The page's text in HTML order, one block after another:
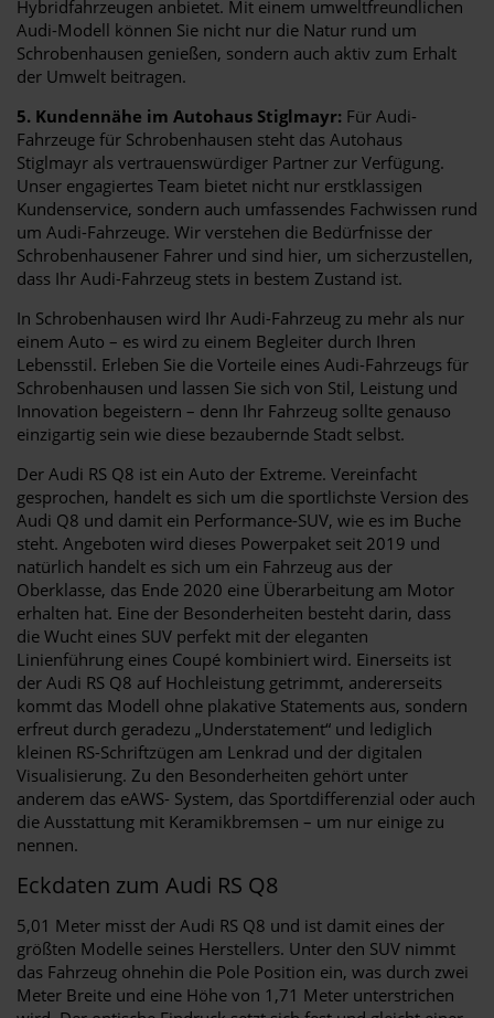
Hybridfahrzeugen anbietet. Mit einem umweltfreundlichen
Audi-Modell können Sie nicht nur die Natur rund um
Schrobenhausen genießen, sondern auch aktiv zum Erhalt
der Umwelt beitragen.
5. Kundennähe im Autohaus Stiglmayr: Für Audi-
Fahrzeuge für Schrobenhausen steht das Autohaus
Stiglmayr als vertrauenswürdiger Partner zur Verfügung.
Unser engagiertes Team bietet nicht nur erstklassigen
Kundenservice, sondern auch umfassendes Fachwissen rund
um Audi-Fahrzeuge. Wir verstehen die Bedürfnisse der
Schrobenhausener Fahrer und sind hier, um sicherzustellen,
dass Ihr Audi-Fahrzeug stets in bestem Zustand ist.
In Schrobenhausen wird Ihr Audi-Fahrzeug zu mehr als nur
einem Auto – es wird zu einem Begleiter durch Ihren
Lebensstil. Erleben Sie die Vorteile eines Audi-Fahrzeugs für
Schrobenhausen und lassen Sie sich von Stil, Leistung und
Innovation begeistern – denn Ihr Fahrzeug sollte genauso
einzigartig sein wie diese bezaubernde Stadt selbst.
Der Audi RS Q8 ist ein Auto der Extreme. Vereinfacht
gesprochen, handelt es sich um die sportlichste Version des
Audi Q8 und damit ein Performance-SUV, wie es im Buche
steht. Angeboten wird dieses Powerpaket seit 2019 und
natürlich handelt es sich um ein Fahrzeug aus der
Oberklasse, das Ende 2020 eine Überarbeitung am Motor
erhalten hat. Eine der Besonderheiten besteht darin, dass
die Wucht eines SUV perfekt mit der eleganten
Linienführung eines Coupé kombiniert wird. Einerseits ist
der Audi RS Q8 auf Hochleistung getrimmt, andererseits
kommt das Modell ohne plakative Statements aus, sondern
erfreut durch geradezu „Understatement“ und lediglich
kleinen RS-Schriftzügen am Lenkrad und der digitalen
Visualisierung. Zu den Besonderheiten gehört unter
anderem das eAWS- System, das Sportdifferenzial oder auch
die Ausstattung mit Keramikbremsen – um nur einige zu
nennen.
Eckdaten zum Audi RS Q8
5,01 Meter misst der Audi RS Q8 und ist damit eines der
größten Modelle seines Herstellers. Unter den SUV nimmt
das Fahrzeug ohnehin die Pole Position ein, was durch zwei
Meter Breite und eine Höhe von 1,71 Meter unterstrichen